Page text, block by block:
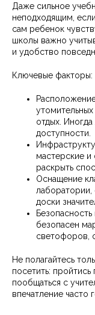
Даже сильное
неподходящим,
сам ребенок
школы важно
и удобство
Ключевые факторы:
отдых.
доступности.
мастерские
раскрыть
Оснащение
лаборатории,
доски
безопасен
светофоров,
Не полагайтесь
посетить: пройтись
пообщаться с
впечатление часто